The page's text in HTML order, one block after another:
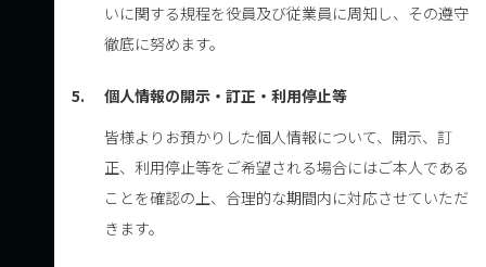
いに関する規程を役員及び従業員に周知し、その遵守
徹底に努めます。
5.
個人情報の開示・訂正・利用停止等
皆様よりお預かりした個人情報について、開示、訂
正、利用停止等をご希望される場合にはご本人である
ことを確認の上、合理的な期間内に対応させていただ
きます。